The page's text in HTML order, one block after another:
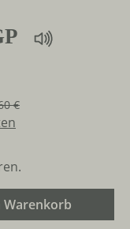
€
Warenkorb